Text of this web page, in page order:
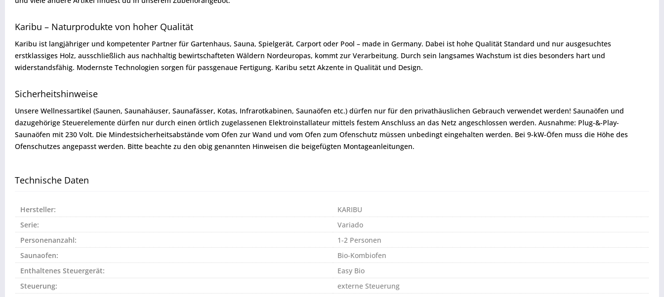
Karibu – Naturprodukte von hoher Qualität
Karibu ist langjähriger und kompetenter Partner für Gartenhaus, Sauna, Spielgerät, Carport oder Pool – made in Germany. Dabei ist hohe Qualität Standard und nur ausgesuchtes
erstklassiges Holz, ausschließlich aus nachhaltig bewirtschafteten Wäldern Nordeuropas, kommt zur Verarbeitung. Durch sein langsames Wachstum ist dies besonders hart und
widerstandsfähig. Modernste Technologien sorgen für passgenaue Fertigung. Karibu setzt Akzente in Qualität und Design.
Sicherheitshinweise
Unsere Wellnessartikel (Saunen, Saunahäuser, Saunafässer, Kotas, Infrarotkabinen, Saunaöfen etc.) dürfen nur für den privathäuslichen Gebrauch verwendet werden! Saunaöfen und
dazugehörige Steuerelemente dürfen nur durch einen örtlich zugelassenen Elektroinstallateur mittels festem Anschluss an das Netz angeschlossen werden. Ausnahme: Plug-&-Play-
Saunaöfen mit 230 Volt. Die Mindestsicherheitsabstände vom Ofen zur Wand und vom Ofen zum Ofenschutz müssen unbedingt eingehalten werden. Bei 9-kW-Öfen muss die Höhe des
Ofenschutzes angepasst werden. Bitte beachte zu den obig genannten Hinweisen die beigefügten Montageanleitungen.
Technische Daten
Hersteller:
KARIBU
Serie:
Variado
Personenanzahl:
1-2 Personen
Saunaofen:
Bio-Kombiofen
Enthaltenes Steuergerät:
Easy Bio
Steuerung:
externe Steuerung